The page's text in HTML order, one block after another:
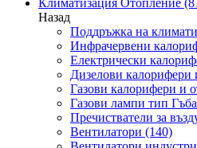
Климатизация Отопление
Назад
Поддръжка на
Инфрачервени
Електрически
Дизелови калорифери
Газови калорифери и
Газови лампи тип Гъба
Пречистватели за
Вентилатори (140)